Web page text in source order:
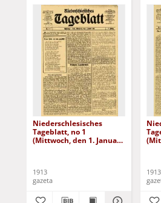
Niederschlesisches
Tageblatt, no 1
(Mittwoch, den 1. Januar
1913
gazeta
1913